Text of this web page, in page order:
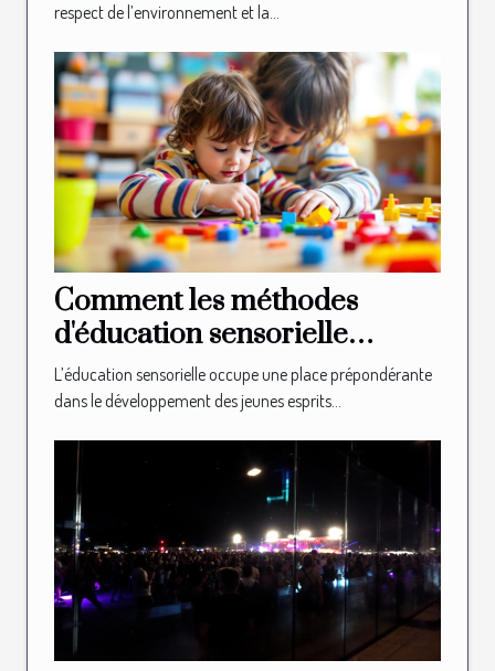
respect de l’environnement et la...
Comment les méthodes
d'éducation sensorielle
façonnent-elles les jeunes
esprits ?
L’éducation sensorielle occupe une place prépondérante
dans le développement des jeunes esprits...